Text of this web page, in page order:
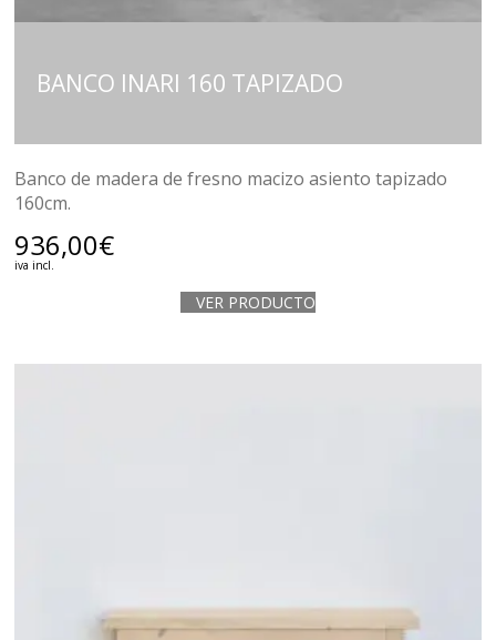
BANCO INARI 160 TAPIZADO
Banco de madera de fresno macizo asiento tapizado
160cm.
936,00€
iva incl.
VER PRODUCTO